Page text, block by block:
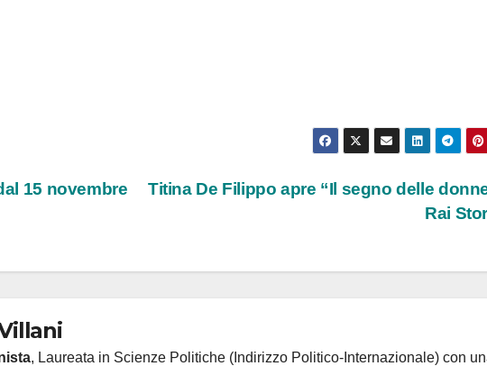
Titina De Filippo apre “Il segno delle
Rai
15 novembre
, Laureata in Scienze Politiche (Indirizzo Politico-Internazionale) con